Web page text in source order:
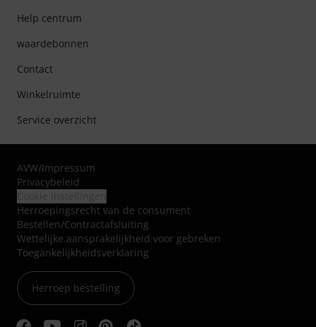
Help centrum
waardebonnen
Contact
Winkelruimte
Service overzicht
AVW/Impressum
Privacybeleid
Herroepingsrecht van de consument
Bestellen/Contractafsluiting
Wettelijke aansprakelijkheid voor gebreken
Toegankelijkheidsverklaring
Herroep bestelling